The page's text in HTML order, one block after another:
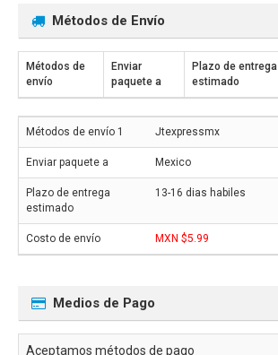
Métodos de Envío
Métodos de
envío
Enviar
paquete a
Plazo de entrega
estimado
Jtexpressmx
Mexico
13-16 dias habiles
MXN $5.99
Medios de Pago
Aceptamos métodos de pago